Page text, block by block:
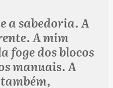
a sabedoria. A
A mim
foge dos blocos
manuais. A